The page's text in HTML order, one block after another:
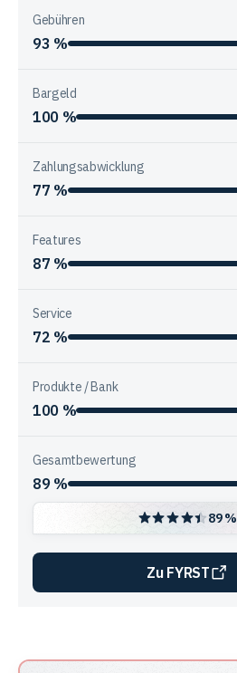
Gebühren
93 %
Bargeld
100 %
Zahlungsabwicklung
77 %
Features
87 %
Service
72 %
Produkte / Bank
100 %
Gesamtbewertung
89 %
89 %
Zu FYRST
Unternehmensstruktur